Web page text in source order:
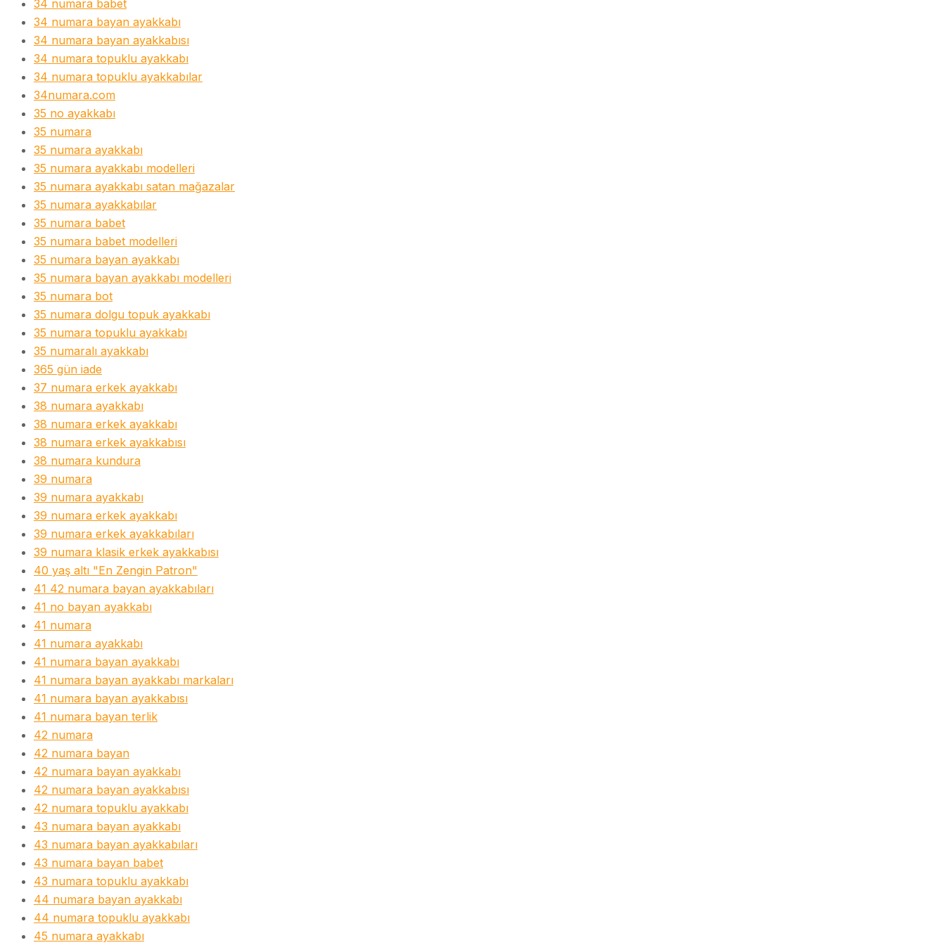
34 numara babet
34 numara bayan ayakkabı
34 numara bayan ayakkabısı
34 numara topuklu ayakkabı
34 numara topuklu ayakkabılar
34numara.com
35 no ayakkabı
35 numara
35 numara ayakkabı
35 numara ayakkabı modelleri
35 numara ayakkabı satan mağazalar
35 numara ayakkabılar
35 numara babet
35 numara babet modelleri
35 numara bayan ayakkabı
35 numara bayan ayakkabı modelleri
35 numara bot
35 numara dolgu topuk ayakkabı
35 numara topuklu ayakkabı
35 numaralı ayakkabı
365 gün iade
37 numara erkek ayakkabı
38 numara ayakkabı
38 numara erkek ayakkabı
38 numara erkek ayakkabısı
38 numara kundura
39 numara
39 numara ayakkabı
39 numara erkek ayakkabı
39 numara erkek ayakkabıları
39 numara klasik erkek ayakkabısı
40 yaş altı "En Zengin Patron"
41 42 numara bayan ayakkabıları
41 no bayan ayakkabı
41 numara
41 numara ayakkabı
41 numara bayan ayakkabı
41 numara bayan ayakkabı markaları
41 numara bayan ayakkabısı
41 numara bayan terlik
42 numara
42 numara bayan
42 numara bayan ayakkabı
42 numara bayan ayakkabısı
42 numara topuklu ayakkabı
43 numara bayan ayakkabı
43 numara bayan ayakkabıları
43 numara bayan babet
43 numara topuklu ayakkabı
44 numara bayan ayakkabı
44 numara topuklu ayakkabı
45 numara ayakkabı